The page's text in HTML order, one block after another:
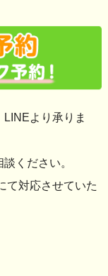
より承りま
ください。
て対応させていた